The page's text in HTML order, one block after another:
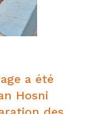
a été
Hosni